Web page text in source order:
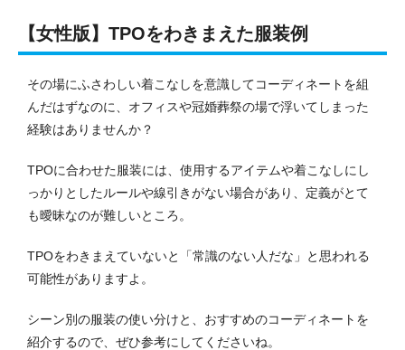
【女性版】TPOをわきまえた服装例
その場にふさわしい着こなしを意識してコーディネートを組
んだはずなのに、オフィスや冠婚葬祭の場で浮いてしまった
経験はありませんか？
TPOに合わせた服装には、使用するアイテムや着こなしにし
っかりとしたルールや線引きがない場合があり、定義がとて
も曖昧なのが難しいところ。
TPOをわきまえていないと「常識のない人だな」と思われる
可能性がありますよ。
シーン別の服装の使い分けと、おすすめのコーディネートを
紹介するので、ぜひ参考にしてくださいね。